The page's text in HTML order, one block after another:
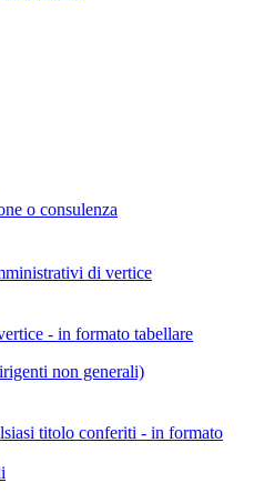
o consulenza
di vertice
- in formato tabellare
non generali)
titolo conferiti - in formato